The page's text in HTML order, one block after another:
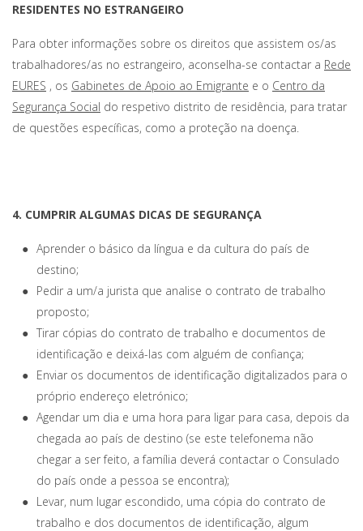
RESIDENTES NO ESTRANGEIRO
Para obter informações sobre os direitos que assistem os/as
trabalhadores/as no estrangeiro, aconselha-se contactar a Rede
EURES , os Gabinetes de Apoio ao Emigrante e o Centro da
Segurança Social do respetivo distrito de residência, para tratar
de questões específicas, como a proteção na doença.
4. CUMPRIR ALGUMAS DICAS DE SEGURANÇA
Aprender o básico da língua e da cultura do país de
destino;
Pedir a um/a jurista que analise o contrato de trabalho
proposto;
Tirar cópias do contrato de trabalho e documentos de
identificação e deixá-las com alguém de confiança;
Enviar os documentos de identificação digitalizados para o
próprio endereço eletrónico;
Agendar um dia e uma hora para ligar para casa, depois da
chegada ao país de destino (se este telefonema não
chegar a ser feito, a família deverá contactar o Consulado
do país onde a pessoa se encontra);
Levar, num lugar escondido, uma cópia do contrato de
trabalho e dos documentos de identificação, algum